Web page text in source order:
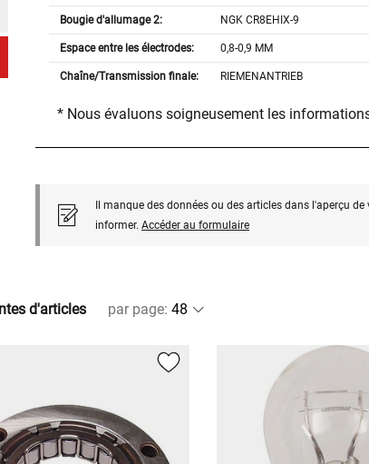
Bougie d'allumage 2: NGK CR8EHIX-9
Espace entre les électrodes: 0,8-0,9 MM
Chaîne/Transmission finale: RIEMENANTRIEB
* Nous évaluons soigneusement les
Il manque des données ou des articles dans l'aperçu
informer. Accéder au formulaire
d'articles par page: